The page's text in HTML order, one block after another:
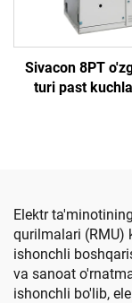
Sivacon 8PT
turi past
Elektr
qurilmalari (RMU)
ishonchli
va sanoat
ishonchli bo'lib,